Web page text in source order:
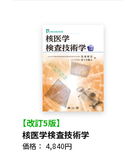
【改訂5版】
核医学検査技術学
価格： 4,840円